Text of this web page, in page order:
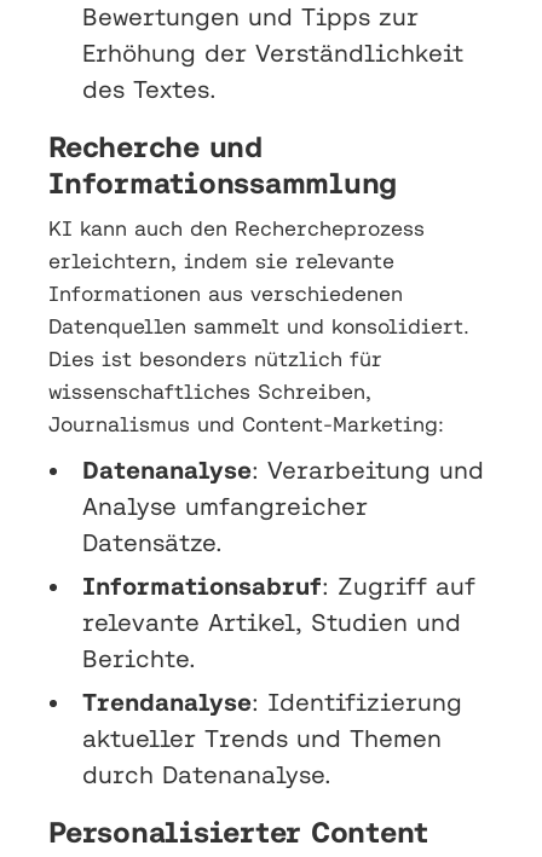
Bewertungen und Tipps zur
Erhöhung der Verständlichkeit
des Textes.
Recherche und
Informationssammlung
KI kann auch den Rechercheprozess
erleichtern, indem sie relevante
Informationen aus verschiedenen
Datenquellen sammelt und konsolidiert.
Dies ist besonders nützlich für
wissenschaftliches Schreiben,
Journalismus und Content-Marketing:
Datenanalyse: Verarbeitung und
Analyse umfangreicher
Datensätze.
Informationsabruf: Zugriff auf
relevante Artikel, Studien und
Berichte.
Trendanalyse: Identifizierung
aktueller Trends und Themen
durch Datenanalyse.
Personalisierter Content